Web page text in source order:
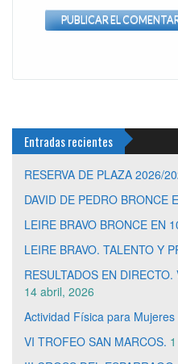
Entradas recientes
RESERVA DE PLAZA 2026/
DAVID DE PEDRO BRONCE
LEIRE BRAVO BRONCE EN
LEIRE BRAVO. TALENTO Y
RESULTADOS EN
14 abril, 2026
Actividad Física para Mujeres
VI TROFEO SAN MARCOS.